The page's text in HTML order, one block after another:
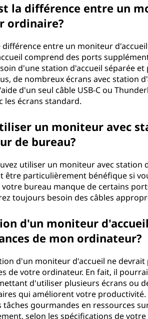
la différence entre un
ordinaire?
différence entre un moniteur
comprend des ports
d'une station d'accueil séparée
de nombreux écrans avec station
d'un seul câble USB-C ou
les écrans standard.
un moniteur avec
de bureau?
utiliser un moniteur avec station
être particulièrement bénéfique si
bureau manque de certains
toujours besoin des câbles
d'un moniteur
de mon ordinateur?
d'un moniteur d'accueil ne
de votre ordinateur. En fait, il
d'utiliser plusieurs écrans ou
qui améliorent votre productivité.
tâches gourmandes en ressources
selon les spécifications de